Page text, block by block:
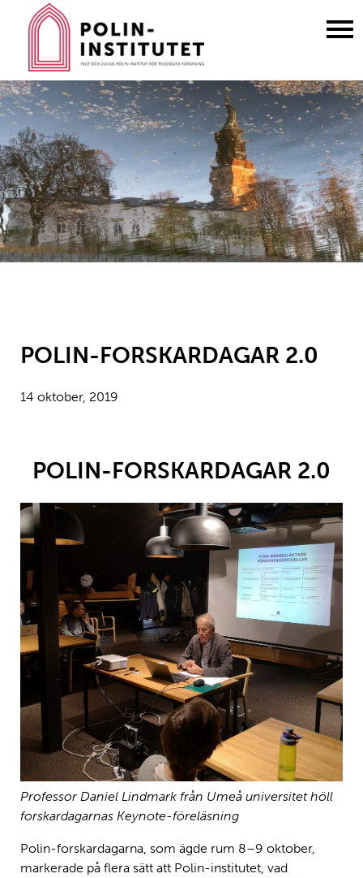
POLIN-FORSKARDAGAR 2.0
14 oktober, 2019
POLIN-FORSKARDAGAR 2.0
Professor Daniel Lindmark från Umeå universitet höll
forskardagarnas Keynote-föreläsning
Polin-forskardagarna, som ägde rum 8–9 oktober,
markerade på flera sätt att Polin-institutet, vad